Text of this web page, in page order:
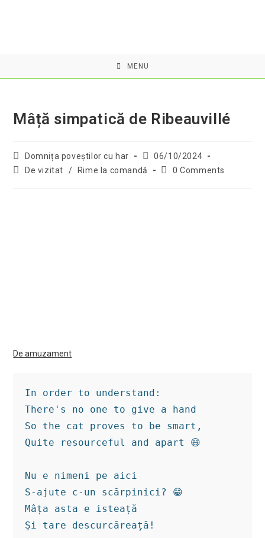
MENU
Mâță simpatică de Ribeauvillé
Post
author:
Domnița poveştilor cu har
Post
published:
06/10/2024
PostDe vizitat / Rime la comandă
Post0 Comments
De amuzament
In order to understand:
There's no one to give a hand
So the cat proves to be smart,
Quite resourceful and apart 😄
Nu e nimeni pe aici
S-ajute c-un scărpinici? 😁
Mâța asta e isteață
Şi tare descurcăreață!